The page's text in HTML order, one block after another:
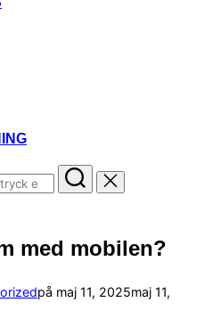
med mobilen?
på Publicerat
maj 11, 2025maj 11,